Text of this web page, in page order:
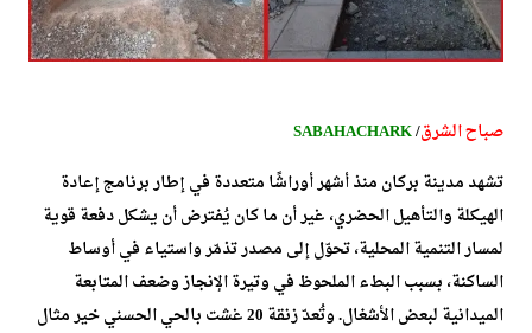
صباح الشرق/
SABAHACHARK
تشهد مدينة بركان منذ أشهر أوراشًا متعددة في إطار برنامج إعادة
الهيكلة والتأهيل الحضري، غير أن ما كان يُفترض أن يشكل دفعة قوية
لمسار التنمية المحلية، تحوّل إلى مصدر تذمّر واستياء في أوساط
الساكنة، بسبب البطء الملحوظ في وتيرة الإنجاز وضعف المتابعة
الميدانية لبعض الأشغال. وتُعدّ زنقة 20 غشت بالحي الحسني خير مثال